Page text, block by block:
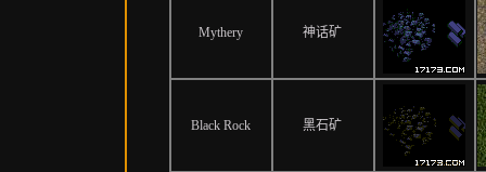
Mythery 神话矿
Black Rock 黑石矿